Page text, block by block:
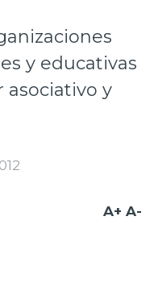
y educativas
asociativo y
A+ A-